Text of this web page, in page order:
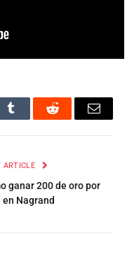
Tumblr Reddit Email
ARTICLE
ganar 200 de oro por
en Nagrand